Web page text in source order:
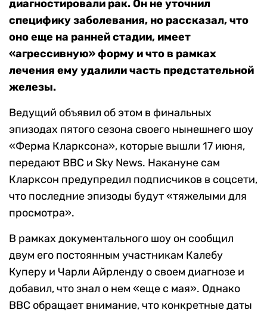
диагностировали рак. Он не уточнил
специфику заболевания, но рассказал, что
оно еще на ранней стадии, имеет
«агрессивную» форму и что в рамках
лечения ему удалили часть предстательной
железы.
Ведущий объявил об этом в финальных
эпизодах пятого сезона своего нынешнего шоу
«Ферма Кларксона», которые вышли 17 июня,
передают BBC и Sky News. Накануне сам
Кларксон предупредил подписчиков в соцсети,
что последние эпизоды будут «тяжелыми для
просмотра».
В рамках документального шоу он сообщил
двум его постоянным участникам Калебу
Куперу и Чарли Айрленду о своем диагнозе и
добавил, что знал о нем «еще с мая». Однако
BBC обращает внимание, что конкретные даты